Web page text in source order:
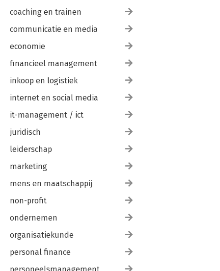
coaching en trainen
communicatie en media
economie
financieel management
inkoop en logistiek
internet en social media
it-management / ict
juridisch
leiderschap
marketing
mens en maatschappij
non-profit
ondernemen
organisatiekunde
personal finance